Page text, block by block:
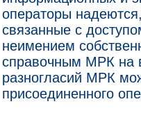
операторы
связанные с
неимением
справочным МРК на
разногласий МРК
присоединенного